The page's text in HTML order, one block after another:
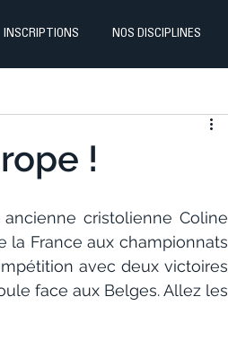
INSCRIPTIONS NOS DISCIPLINES
!
cristolienne Coline
France aux championnats
avec deux victoires
face aux Belges. Allez les